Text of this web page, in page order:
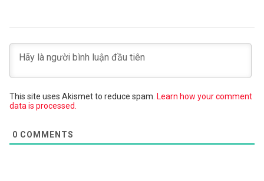
This site uses Akismet to reduce spam. Learn how your comment
data is processed.
0 COMMENTS